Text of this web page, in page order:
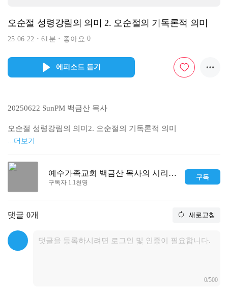
오순절 성령강림의 의미 2. 오순절의 기독론적 의미
25.06.22 61분 좋아요0
에피소드 듣기
20250622 SunPM 백금산 목사
오순절 성령강림의 의미2. 오순절의 기독론적 의미
22. 이스라엘 사람들아 이 말을 들으라 너희도 아는 바와 같이
하나님께서 나사렛 예수로 큰 권능과 기사와 표적을 너희 가운
데서 베푸사 너희 앞에서 그를 증언하셨느니라
거늘 너희가 법 없는 자들의 손을 빌려 못 박아 죽였으나
24. 하나님께서 그를 사망의 고통에서 풀어 살리셨으니 이는 그
가 사망에 매여 있을 수 없었음이라
25. 다윗이 그를 가리켜 이르되 내가 항상 내 앞에 계신 주를 뵈
었음이여 나로 요동하지 않게 하기 위하여 그가 내 우편에 계시
...더보기
예수가족교회 백금산 목사의 시리즈 설교
구독자 1.1천명
구독
댓글 0개 새로고침
0/500